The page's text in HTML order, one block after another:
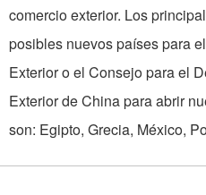
comercio exterior. Los
posibles nuevos países para
Exterior o el Consejo para el
Exterior de China para abrir
son: Egipto, Grecia, México,